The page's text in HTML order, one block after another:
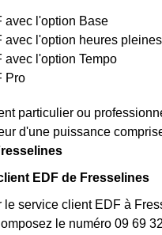
avec l'option Base
avec l'option heures
avec l'option Tempo
Pro
particulier ou
d'une puissance
EDF de Fresselines
le service client EDF à
le numéro 09 69